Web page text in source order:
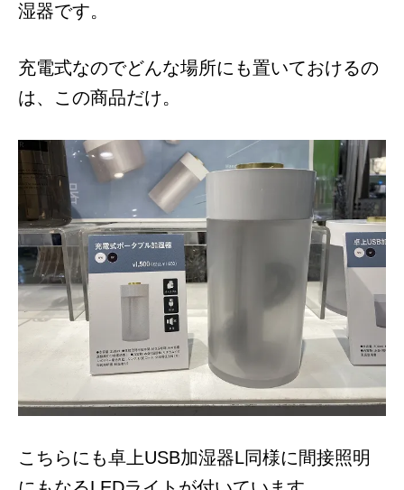
湿器です。
充電式なのでどんな場所にも置いておけるの
は、この商品だけ。
こちらにも卓上USB加湿器L同様に間接照明